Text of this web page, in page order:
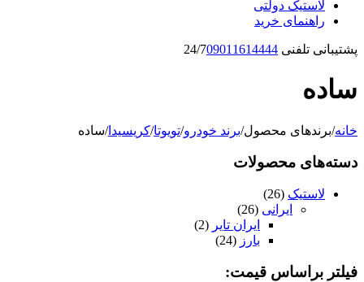
لاستیک دولتی
راهنمای خرید
پشتیبانی تلفنی 24/7 09011614444
ساده
خانه/برندهای محصول/برند خودرو/تویوتا/کریسیدا/ساده
دسته‌های محصولات
لاستیک (26)
ایرانی (26)
ایران تایر (2)
بارز (24)
فیلتر براساس قیمت: